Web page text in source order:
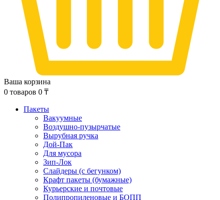
Ваша корзина
0 товаров 0 ₸
Пакеты
Вакуумные
Воздушно-пузырчатые
Вырубная ручка
Дой-Пак
Для мусора
Зип-Лок
Слайдеры (с бегунком)
Крафт пакеты (бумажные)
Курьерские и почтовые
Полипропиленовые и БОПП